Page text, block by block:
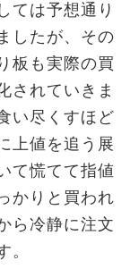
ては予想通り
したが、その
板も実際の買
されていきま
い尽くすほど
上値を追う展
て慌てて指値
かりと買われ
ら冷静に注文
。